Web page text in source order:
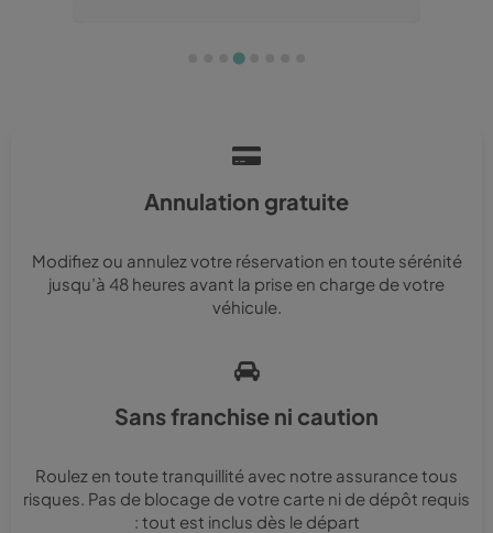
Annulation gratuite
Modifiez ou annulez votre réservation en toute sérénité
jusqu’à 48 heures avant la prise en charge de votre
véhicule.
Sans franchise ni caution
Roulez en toute tranquillité avec notre assurance tous
risques. Pas de blocage de votre carte ni de dépôt requis
: tout est inclus dès le départ